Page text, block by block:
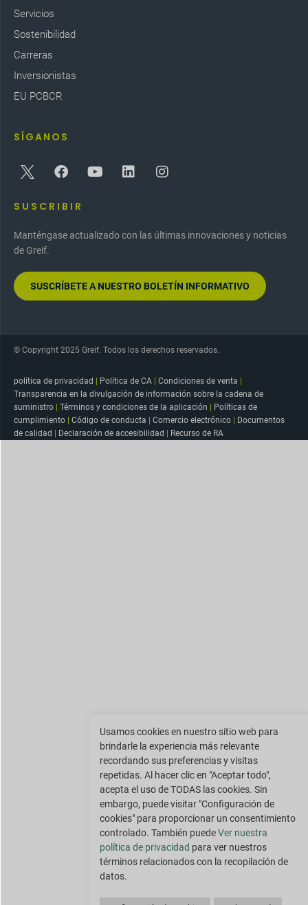
Servicios
Sostenibilidad
Carreras
Inversionistas
EU PCBCR
SÍGANOS
SUSCRIBIR
Manténgase actualizado con las últimas innovaciones y noticias
de Greif.
SUSCRÍBETE A NUESTRO BOLETÍN INFORMATIVO
© Copyright 2025 Greif. Todos los derechos reservados.
política de privacidad Política de CA Condiciones de venta
Transparencia en la divulgación de información sobre la cadena de
suministro
Términos y condiciones de la aplicación
Políticas de
cumplimiento
Código de conducta Comercio electrónico
Documentos
de calidad
Declaración de accesibilidad Recurso de RA
Usamos cookies en nuestro sitio web para
brindarle la experiencia más relevante
recordando sus preferencias y visitas
repetidas. Al hacer clic en "Aceptar todo",
acepta el uso de TODAS las cookies. Sin
embargo, puede visitar "Configuración de
cookies" para proporcionar un consentimiento
controlado. También puedeVer nuestra
política de privacidad para ver nuestros
términos relacionados con la recopilación de
datos.